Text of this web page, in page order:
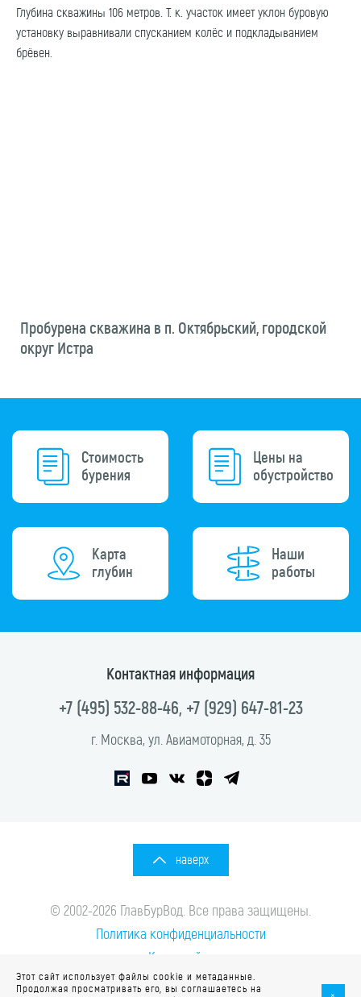
Глубина скважины 106 метров. Т. к. участок имеет уклон буровую
установку выравнивали спусканием колёс и подкладыванием
брёвен.
Пробурена скважина в п. Октябрьский, городской
округ Истра
Стоимость
бурения
Цены на
обустройство
Карта
глубин
Наши
работы
Контактная информация
+7 (495) 532-88-46, +7 (929) 647-81-23
г. Москва, ул. Авиамоторная, д. 35
наверх
© 2002-2026 ГлавБурВод. Все права защищены.
Политика конфиденциальности
Карта сайта
Создание сайта—
Этот сайт использует файлы cookie и метаданные.
Продолжая просматривать его, вы соглашаетесь на